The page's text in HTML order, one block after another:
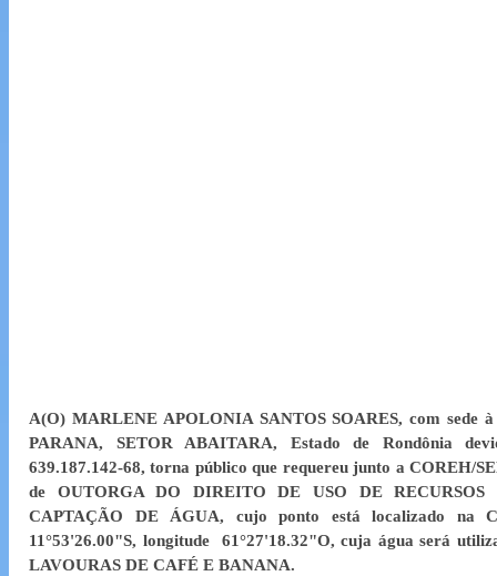
A(O) MARLENE APOLONIA SANTOS SOARES, com sede
PARANA, SETOR ABAITARA, Estado de Rondônia
639.187.142-68, torna público que requereu junto a COREH/
de OUTORGA DO DIREITO DE USO DE RECURSOS
CAPTAÇÃO DE ÁGUA, cujo ponto está localizado na
11°53'26.00"S, longitude  61°27'18.32"O, cuja água será
LAVOURAS DE CAFÉ E BANANA.